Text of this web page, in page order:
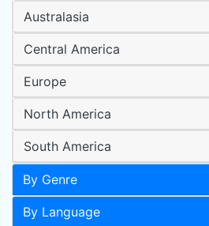
Australasia
Central America
Europe
North America
South America
By Genre
By Language